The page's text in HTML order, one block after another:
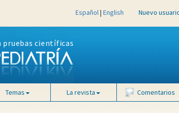
Español| English Nuevo
pruebas científicas
Temas La revista Comentarios